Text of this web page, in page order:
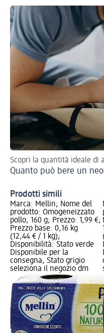
Scopri la quantità ideale di
Quanto può bere un
Prodotti simili
Marca: Mellin; Nome del
prodotto: Omogeneizzato
pollo, 160 g; Prezzo: 1,99 €;
Prezzo base: 0,16 kg
(12,44 € / 1 kg);
Disponibilità: Stato verde
Disponibile per la
consegna, Stato grigio
seleziona il negozio dm